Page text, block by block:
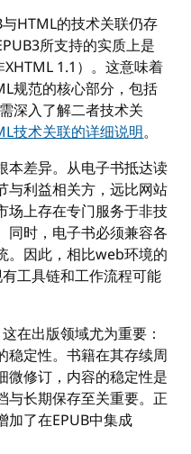
HTML的技术关联仍存
所支持的实质上是
1.1）。这意味着
规范的核心部分，包括
深入了解二者技术关
技术关联的详细说明。
本差异。从电子书抵达读
与利益相关方，远比网站
场上存在专门服务于非技
同时，电子书必须兼容各
。因此，相比web环境的
工具链和工作流程可能
在出版领域尤为重要：
稳定性。书籍在其存续周
微修订，内容的稳定性是
与长期保存至关重要。正
加了在EPUB中集成